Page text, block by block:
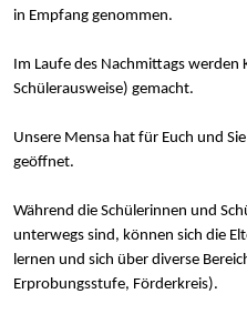
in Empfang genommen.
Im Laufe des Nachmittags werden
Schülerausweise) gemacht.
Unsere Mensa hat für Euch und
geöffnet.
Während die Schülerinnen und
unterwegs sind, können sich die
lernen und sich über diverse
Erprobungsstufe, Förderkreis).